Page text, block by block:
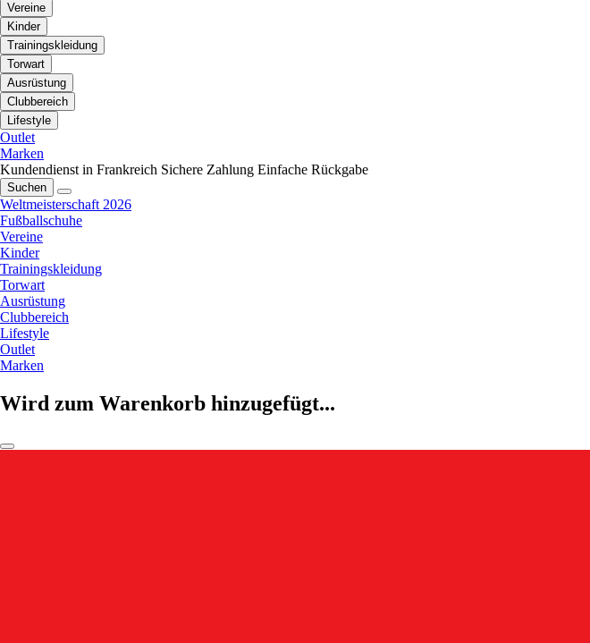
Vereine
Kinder
Trainingskleidung
Torwart
Ausrüstung
Clubbereich
Lifestyle
Outlet
Marken
Kundendienst in Frankreich Sichere Zahlung Einfache Rückgabe
Suchen
Weltmeisterschaft 2026
Fußballschuhe
Vereine
Kinder
Trainingskleidung
Torwart
Ausrüstung
Clubbereich
Lifestyle
Outlet
Marken
Wird zum Warenkorb hinzugefügt...